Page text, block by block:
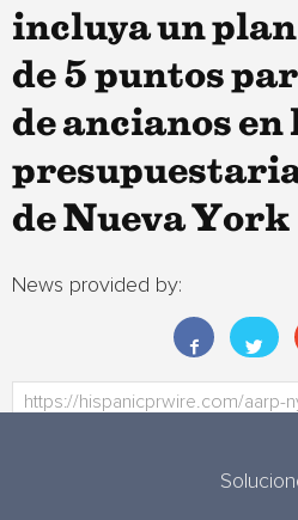
incluya un
de 5 puntos
de ancianos
de Nueva York
News provided by: